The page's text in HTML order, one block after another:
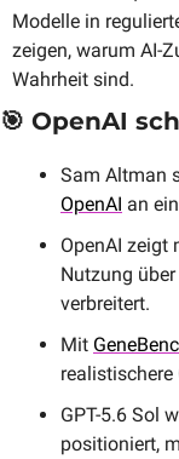
Modelle in
zeigen, warum AI-
Wahrheit sind.
🎯 OpenAI
Sam Altman
OpenAI an
OpenAI zeigt
Nutzung
verbreitert.
Mit
GPT-5.6 Sol
positioniert,